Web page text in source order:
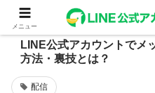
LINE公式アカウントでメ
方法・裏技とは？
配信
メニュー